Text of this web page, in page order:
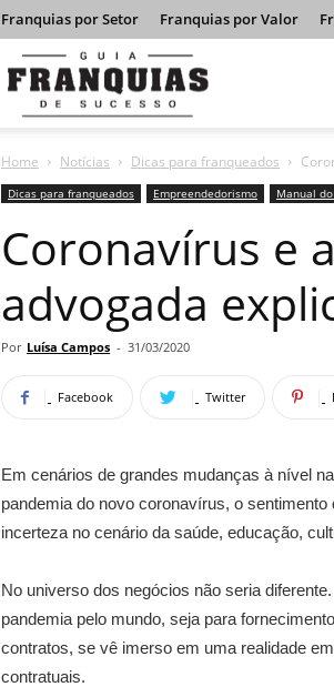
Franquias por Setor Franquias por Valor
Franquias
de
Home Notícias Dicas para franqueados
Dicas para franqueados Empreendedorismo Manual
Coronavírus e
advogada
Por Luísa Campos - 31/03/2020
Facebook Twitter
Em cenários de grandes mudanças à nível
pandemia do novo coronavírus, o
incerteza no cenário da saúde, educação,
No universo dos negócios não seria
pandemia pelo mundo, seja para
contratos, se vê imerso em uma realidade
contratuais.